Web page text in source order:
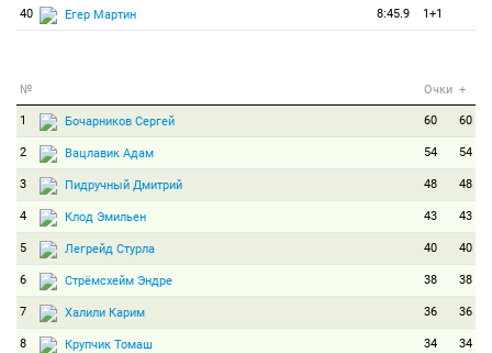
40 Егер Мартин 8:45.9 1+1
№ Очки +
1 Бочарников Сергей 60 60
2 Вацлавик Адам 54 54
3 Пидручный Дмитрий 48 48
4 Клод Эмильен 43 43
5 Легрейд Стурла 40 40
6 Стрёмсхейм Эндре 38 38
7 Халили Карим 36 36
8 Крупчик Томаш 34 34